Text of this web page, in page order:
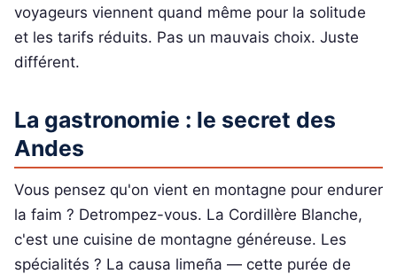
voyageurs viennent quand même pour la solitude
et les tarifs réduits. Pas un mauvais choix. Juste
différent.
La gastronomie : le secret des
Andes
Vous pensez qu'on vient en montagne pour endurer
la faim ? Detrompez-vous. La Cordillère Blanche,
c'est une cuisine de montagne généreuse. Les
spécialités ? La causa limeña — cette purée de